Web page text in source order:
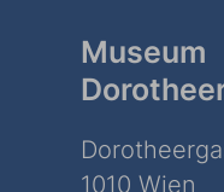
Museum
1010 Wien